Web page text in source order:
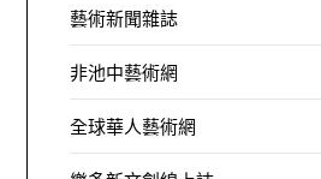
藝術新聞雜誌
非池中藝術網
全球華人藝術網